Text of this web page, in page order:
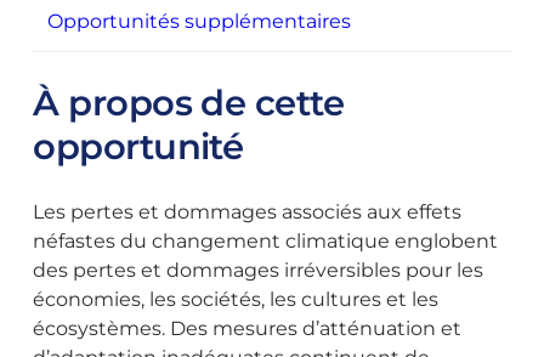
Opportunités supplémentaires
À propos de cette
opportunité
Les pertes et dommages associés aux effets
néfastes du changement climatique englobent
des pertes et dommages irréversibles pour les
économies, les sociétés, les cultures et les
écosystèmes. Des mesures d’atténuation et